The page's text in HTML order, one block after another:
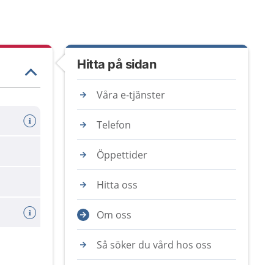
Hitta på sidan
Våra e-tjänster
Telefon
Öppettider
Hitta oss
Om oss
Så söker du vård hos oss